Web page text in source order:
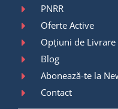
PNRR
Oferte Active
Opțiuni de Livrare
Blog
Abonează-te la
Contact